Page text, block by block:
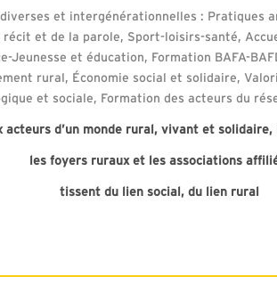
et intergénérationnelles : Pratiques
et de la parole, Sport-loisirs-santé,
Jeunesse et éducation, Formation BAFA-
rural, Économie social et solidaire,
et sociale, Formation des acteurs du
acteurs d’un monde rural, vivant et solidaire,
les foyers ruraux et les associations
tissent du lien social, du lien rural